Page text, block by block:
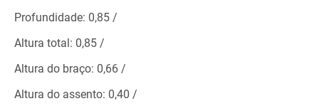
Profundidade: 0,85 /
Altura total: 0,85 /
Altura do braço: 0,66 /
Altura do assento: 0,40 /